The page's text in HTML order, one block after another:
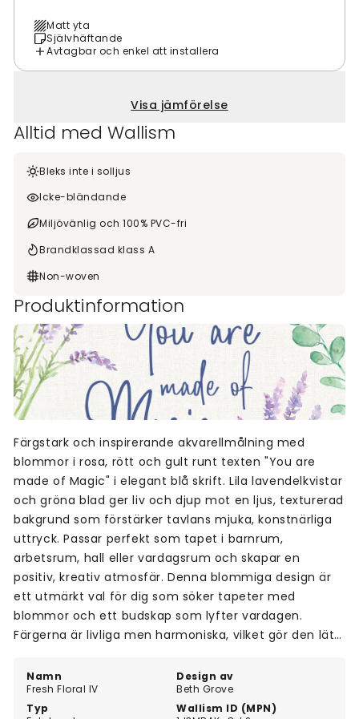
Matt yta
Självhäftande
Avtagbar och enkel att installera
Visa jämförelse
Alltid med Wallism
Bleks inte i solljus
Icke-bländande
Miljövänlig och 100% PVC-fri
Brandklassad klass A
Non-woven
Produktinformation
Namn
Fresh Floral IV
Design av
Beth Grove
Typ
Wallism ID (MPN)
Färgstark och inspirerande akvarellmålning med
blommor i rosa, rött och gult runt texten "You are
made of Magic" i elegant blå skrift. Lila lavendelkvistar
och gröna blad ger liv och djup mot en ljus, texturerad
bakgrund som förstärker tavlans mjuka, konstnärliga
uttryck. Passar perfekt som tapet i barnrum,
arbetsrum, hall eller vardagsrum och skapar en
positiv, kreativ atmosfär. Denna blommiga design är
ett utmärkt val för dig som söker tapeter med
blommor och ett budskap som lyfter vardagen.
Färgerna är livliga men harmoniska, vilket gör den lätt